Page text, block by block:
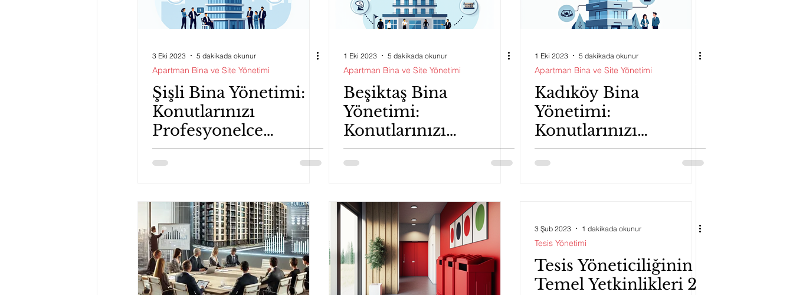
3 Eki 2023 5 dakikada okunur
Apartman Bina ve Site Yönetimi
Şişli Bina Yönetimi:
Konutlarınızı
Profesyonelce
Yönetmek İçin
İhtiyacınız Olan
1 Eki 2023 5 dakikada okunur
Apartman Bina ve Site Yönetimi
Beşiktaş Bina
Yönetimi:
Konutlarınızı
Profesyonelce
Yönetmek İçin
Bilgiler
1 Eki 2023 5 dakikada okunur
Apartman Bina ve Site Yönetimi
Kadıköy Bina
Yönetimi:
Konutlarınızı
Profesyonelce
Yönetmek İçin
3 Şub 2023 1 dakikada okunur
Tesis Yönetimi
Tesis Yöneticiliğinin
Temel Yetkinlikleri 2